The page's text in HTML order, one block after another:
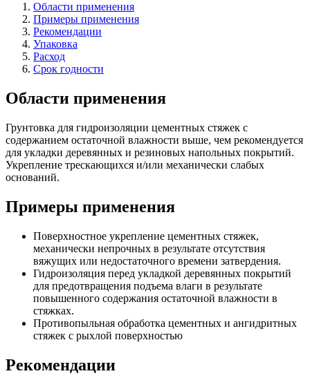
Области применения
Примеры применения
Рекомендации
Упаковка
Расход
Срок годности
Области применения
Грунтовка для гидроизоляции цементных стяжек с
содержанием остаточной влажности выше, чем рекомендуется
для укладки деревянных и резиновых напольных покрытий.
Укрепление трескающихся и/или механически слабых
оснований.
Примеры применения
Поверхностное укрепление цементных стяжек,
механически непрочных в результате отсутствия
вяжущих или недостаточного времени затвердения.
Гидроизоляция перед укладкой деревянных покрытий
для предотвращения подъема влаги в результате
повышенного содержания остаточной влажности в
стяжках.
Противопыльная обработка цементных и ангидритных
стяжек с рыхлой поверхностью
Рекомендации